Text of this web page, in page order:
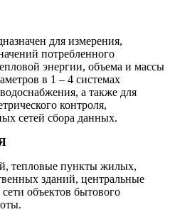
для измерения,
потребленного
энергии, объема и массы
в 1 – 4 системах
а также для
контроля,
сетей сбора данных.
тепловые пункты жилых,
зданий, центральные
объектов бытового